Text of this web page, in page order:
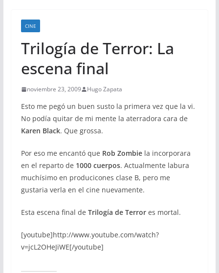
CINE
Trilogía de Terror: La
escena final
noviembre 23, 2009 Hugo Zapata
Esto me pegó un buen susto la primera vez que la vi.
No podía quitar de mi mente la aterradora cara de
Karen Black. Que grossa.
Por eso me encantó que Rob Zombiela incorporara
en el reparto de 1000 cuerpos. Actualmente labura
muchísimo en producicones clase B, pero me
gustaria verla en el cine nuevamente.
Esta escena final de Trilogía de Terror es mortal.
[youtube]http://www.youtube.com/watch?
v=jcL2OHeJiWE[/youtube]